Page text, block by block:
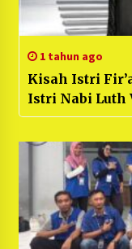
1 tahun ago
Kisah Istri
Istri Nabi Luth